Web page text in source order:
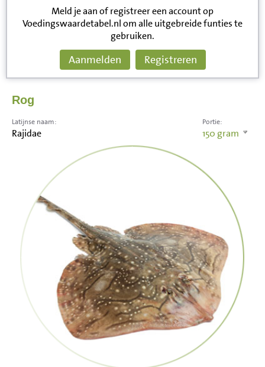
Meld je aan of registreer een account op
Voedingswaardetabel.nl om alle uitgebreide funties te
gebruiken.
Aanmelden Registreren
Rog
Portie:
150 gram
Latijnse naam:
Rajidae